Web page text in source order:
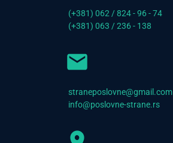
(+381) 062 / 824 - 96 - 74
(+381) 063 / 236 - 138
straneposlovne@gmail.com
info@poslovne-strane.rs